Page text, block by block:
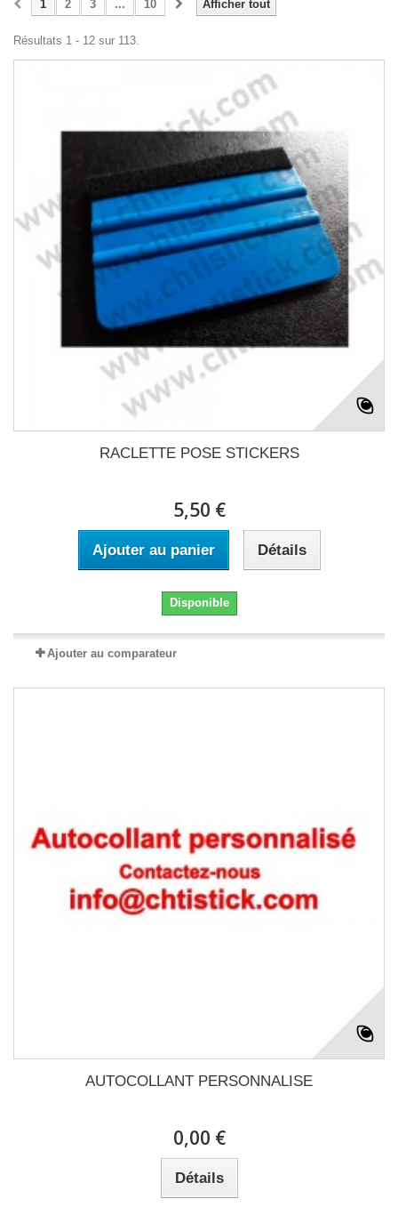
Afficher tout
1 2 3 ... 10
Résultats 1 - 12 sur 113.
RACLETTE POSE STICKERS
5,50 €
Ajouter au panier Détails
Disponible
Ajouter au comparateur
AUTOCOLLANT PERSONNALISE
0,00 €
Détails